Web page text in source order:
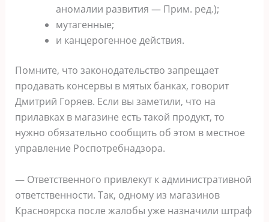
аномалии развития — Прим. ред.);
мутагенные;
и канцерогенное действия.
Помните, что законодательство запрещает
продавать консервы в мятых банках, говорит
Дмитрий Горяев. Если вы заметили, что на
прилавках в магазине есть такой продукт, то
нужно обязательно сообщить об этом в местное
управление Роспотребнадзора.
— Ответственного привлекут к административной
ответственности. Так, одному из магазинов
Красноярска после жалобы уже назначили штраф